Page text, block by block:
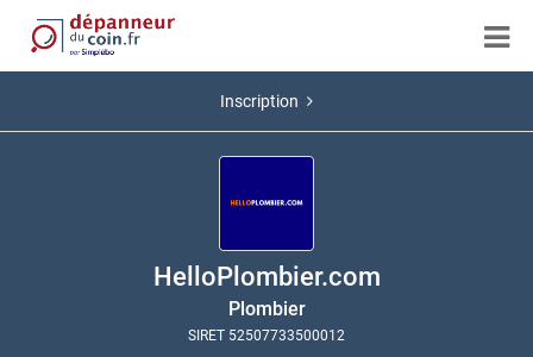
Inscription
HelloPlombier.com
Plombier
SIRET 52507733500012